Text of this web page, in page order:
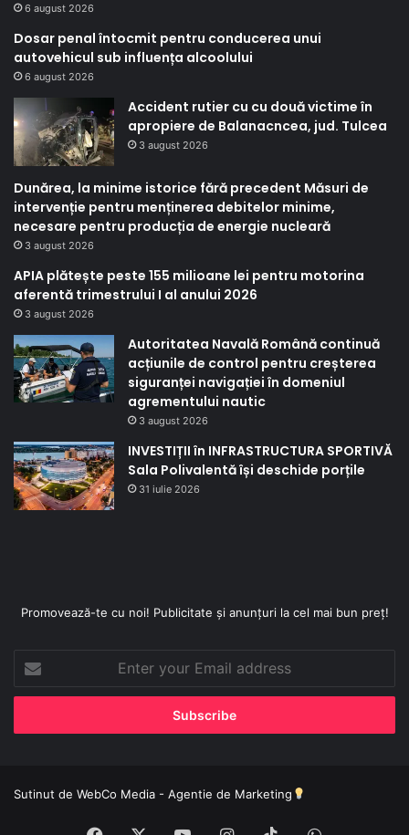
6 august 2026
Dosar penal întocmit pentru conducerea unui
autovehicul sub influența alcoolului
6 august 2026
Accident rutier cu cu două victime în
apropiere de Balanacncea, jud. Tulcea
3 august 2026
Dunărea, la minime istorice fără precedent Măsuri de
intervenție pentru menținerea debitelor minime,
necesare pentru producția de energie nucleară
3 august 2026
APIA plătește peste 155 milioane lei pentru motorina
aferentă trimestrului I al anului 2026
3 august 2026
Autoritatea Navală Română continuă
acțiunile de control pentru creșterea
siguranței navigației în domeniul
agrementului nautic
3 august 2026
INVESTIȚII în INFRASTRUCTURA SPORTIVĂ
Sala Polivalentă își deschide porțile
31 iulie 2026
Promovează-te cu noi! Publicitate și anunțuri la cel mai bun preț!
your
Email
Sutinut de WebCo Media - Agentie de Marketing